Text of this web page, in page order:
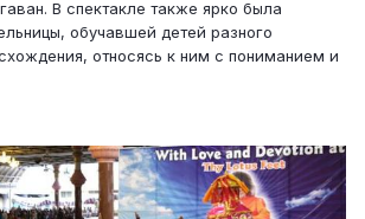
В спектакле также ярко была
обучавшей детей разного
относясь к ним с пониманием и